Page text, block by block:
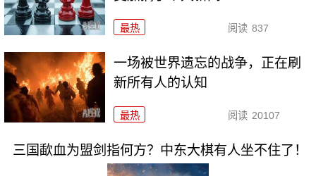
最热 阅读 837
一场被世界遗忘的战争，正在刷
新所有人的认知
最热 阅读 20107
三国歃血为盟剑指何方？中东大棋有人坐不住了！